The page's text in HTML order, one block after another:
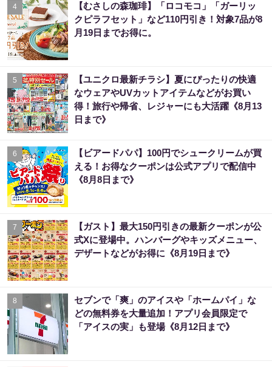
4
【むさしの森珈琲】「ロコモコ」「ガーリッ
クピラフセット」など110円引き！対象7品が8
月19日までお得に。
5
【ユニクロ最新チラシ】夏にぴったりの快適
なウェアやUVカットアイテムなどがお買い
得！旅行や帰省、レジャーにも大活躍《8月13
日まで》
6
【ビアードパパ】100円でシュークリームが買
える！お得なクーポンは公式アプリで配信中
《8月8日まで》
7
【ガスト】最大150円引きの最新クーポンが公
式Xに登場中。ハンバーグやキッズメニュー、
デザートなどがお得に《8月19日まで》
8
セブンで「爽」のアイスや「ホームパイ」な
どの無料券を大量追加！アプリ会員限定で
「アイスの実」も登場《8月12日まで》